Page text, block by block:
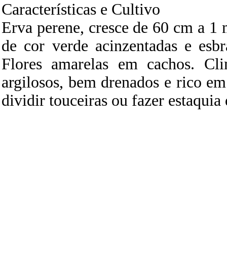
Características e Cultivo
Erva perene, cresce de 60 cm a 1
de cor verde acinzentadas e
Flores amarelas em cachos.
argilosos, bem drenados e rico
dividir touceiras ou fazer estaquia